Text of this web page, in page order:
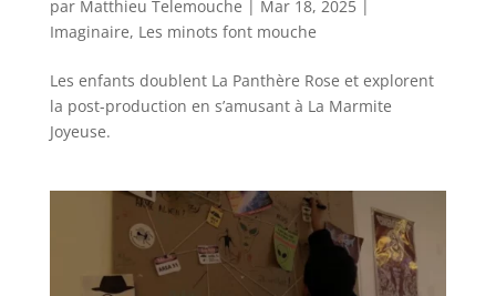
par Matthieu Telemouche Mar 18, 2025|
Imaginaire, Les minots font mouche
Les enfants doublent La Panthère Rose et explorent
la post-production en s’amusant à La Marmite
Joyeuse.